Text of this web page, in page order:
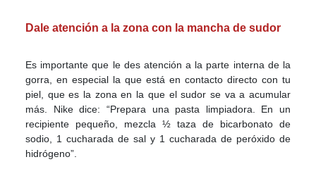
Dale atención a la zona con la mancha de sudor
Es importante que le des atención a la parte interna de la
gorra, en especial la que está en contacto directo con tu
piel, que es la zona en la que el sudor se va a acumular
más. Nike dice: “Prepara una pasta limpiadora. En un
recipiente pequeño, mezcla ½ taza de bicarbonato de
sodio, 1 cucharada de sal y 1 cucharada de peróxido de
hidrógeno”.